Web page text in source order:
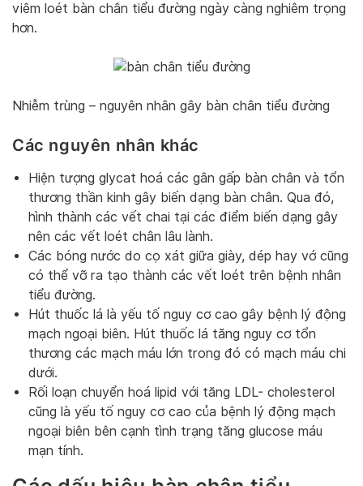
viêm loét bàn chân tiểu đường ngày càng nghiêm trọng
hơn.
Nhiễm trùng – nguyên nhân gây bàn chân tiểu đường
Các nguyên nhân khác
Hiện tượng glycat hoá các gân gấp bàn chân và tổn
thương thần kinh gây biến dạng bàn chân. Qua đó,
hình thành các vết chai tại các điểm biến dạng gây
nên các vết loét chân lâu lành.
Các bóng nước do cọ xát giữa giày, dép hay vớ cũng
có thể vỡ ra tạo thành các vết loét trên bệnh nhân
tiểu đường.
Hút thuốc lá là yếu tố nguy cơ cao gây bệnh lý động
mạch ngoại biên. Hút thuốc lá tăng nguy cơ tổn
thương các mạch máu lớn trong đó có mạch máu chi
dưới.
Rối loạn chuyển hoá lipid với tăng LDL- cholesterol
cũng là yếu tố nguy cơ cao của bệnh lý động mạch
ngoại biên bên cạnh tình trạng tăng glucose máu
mạn tính.